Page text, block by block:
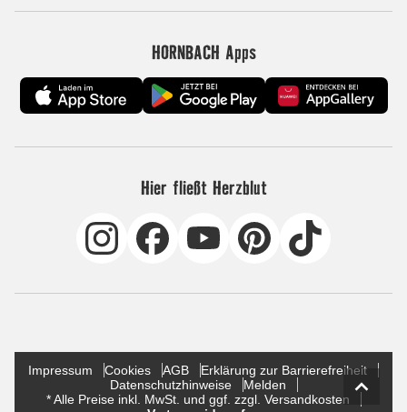
HORNBACH Apps
Hier fließt Herzblut
Impressum Cookies AGB
Erklärung zur Barrierefreiheit
Datenschutzhinweise
Melden
* Alle Preise inkl. MwSt. und ggf. zzgl. Versandkosten